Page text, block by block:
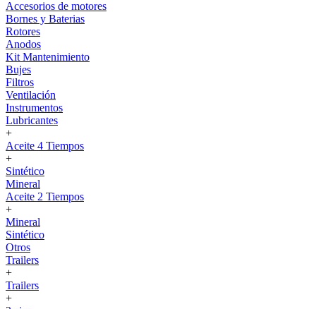
Accesorios de motores
Bornes y Baterias
Rotores
Anodos
Kit Mantenimiento
Bujes
Filtros
Ventilación
Instrumentos
Lubricantes
+
Aceite 4 Tiempos
+
Sintético
Mineral
Aceite 2 Tiempos
+
Mineral
Sintético
Otros
Trailers
+
Trailers
+